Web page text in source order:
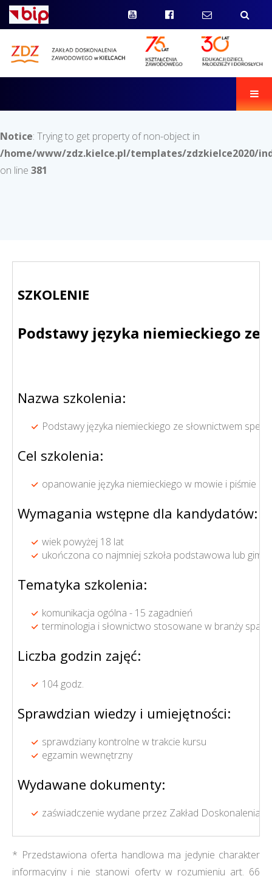
Notice: Trying to get property of non-object in
/home/www/zdz.kielce.pl/templates/zdzkielce2020/
on line 381
SZKOLENIE
Podstawy języka niemieckiego ze
Nazwa szkolenia:
Podstawy języka niemieckiego ze słownictwem
Cel szkolenia:
opanowanie języka niemieckiego w mowie i piśmie
Wymagania wstępne dla kandydatów:
wiek powyżej 18 lat
ukończona co najmniej szkoła podstawowa lub
Tematyka szkolenia:
komunikacja ogólna - 15 zagadnień
terminologia i słownictwo stosowane w branży
Liczba godzin zajęć:
104 godz.
Sprawdzian wiedzy i umiejętności:
sprawdziany kontrolne w trakcie kursu
egzamin wewnętrzny
Wydawane dokumenty:
zaświadczenie wydane przez Zakład Doskonalenia
* Przedstawiona oferta handlowa ma jedynie charakter
informacyjny i nie stanowi oferty w rozumieniu art. 66